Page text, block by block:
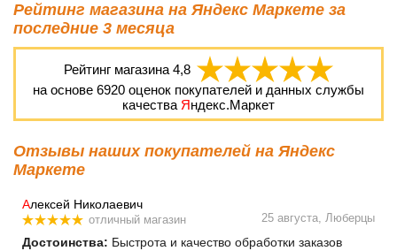
Рейтинг магазина на Яндекс Маркете за
последние 3 месяца
Рейтинг магазина 4,8
на основе 6920 оценок покупателей и данных службы
качества Яндекс.Маркет
Отзывы наших покупателей на Яндекс
Маркете
Алексей Николаевич
отличный магазин 25 августа, Люберцы
Достоинства: Быстрота и качество обработки заказов